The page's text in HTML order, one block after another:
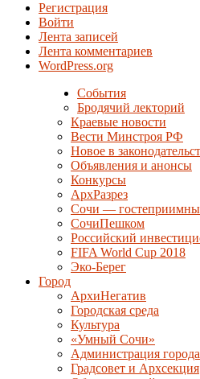
Регистрация
Войти
Лента записей
Лента комментариев
WordPress.org
События
Бродячий лекторий
Краевые новости
Вести Минстроя РФ
Новое в
Объявления и анонсы
Конкурсы
АрхРазрез
Сочи —
СочиПешком
Российский
FIFA World Cup 2018
Эко-Берег
Город
АрхиНегатив
Городская среда
Культура
«Умный Сочи»
Администрация
Градсовет и Архсекция